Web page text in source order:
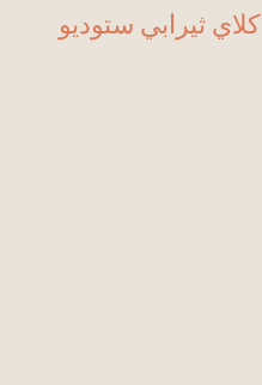
كلاي ثيرابي ستوديو